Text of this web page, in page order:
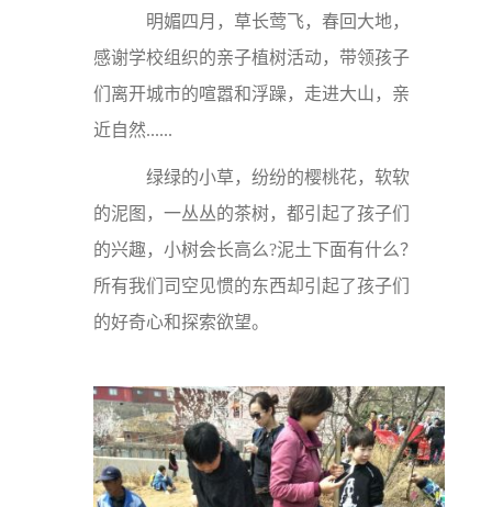
明媚四月，草长莺飞，春回大地，
感谢学校组织的亲子植树活动，带领孩子
们离开城市的喧嚣和浮躁，走进大山，亲
近自然......
绿绿的小草，纷纷的樱桃花，软软
的泥图，一丛丛的茶树，都引起了孩子们
的兴趣，小树会长高么?泥土下面有什么？
所有我们司空见惯的东西却引起了孩子们
的好奇心和探索欲望。